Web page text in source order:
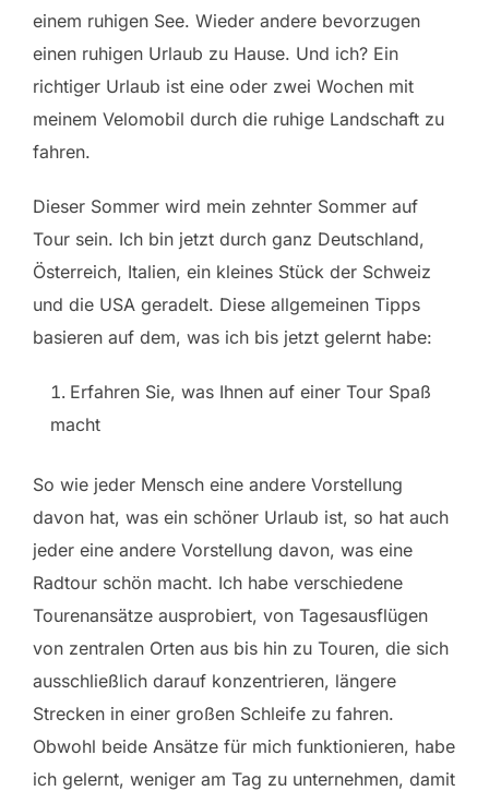
einem ruhigen See. Wieder andere bevorzugen
einen ruhigen Urlaub zu Hause. Und ich? Ein
richtiger Urlaub ist eine oder zwei Wochen mit
meinem Velomobil durch die ruhige Landschaft zu
fahren.
Dieser Sommer wird mein zehnter Sommer auf
Tour sein. Ich bin jetzt durch ganz Deutschland,
Österreich, Italien, ein kleines Stück der Schweiz
und die USA geradelt. Diese allgemeinen Tipps
basieren auf dem, was ich bis jetzt gelernt habe:
Erfahren Sie, was Ihnen auf einer Tour Spaß
macht
So wie jeder Mensch eine andere Vorstellung
davon hat, was ein schöner Urlaub ist, so hat auch
jeder eine andere Vorstellung davon, was eine
Radtour schön macht. Ich habe verschiedene
Tourenansätze ausprobiert, von Tagesausflügen
von zentralen Orten aus bis hin zu Touren, die sich
ausschließlich darauf konzentrieren, längere
Strecken in einer großen Schleife zu fahren.
Obwohl beide Ansätze für mich funktionieren, habe
ich gelernt, weniger am Tag zu unternehmen, damit